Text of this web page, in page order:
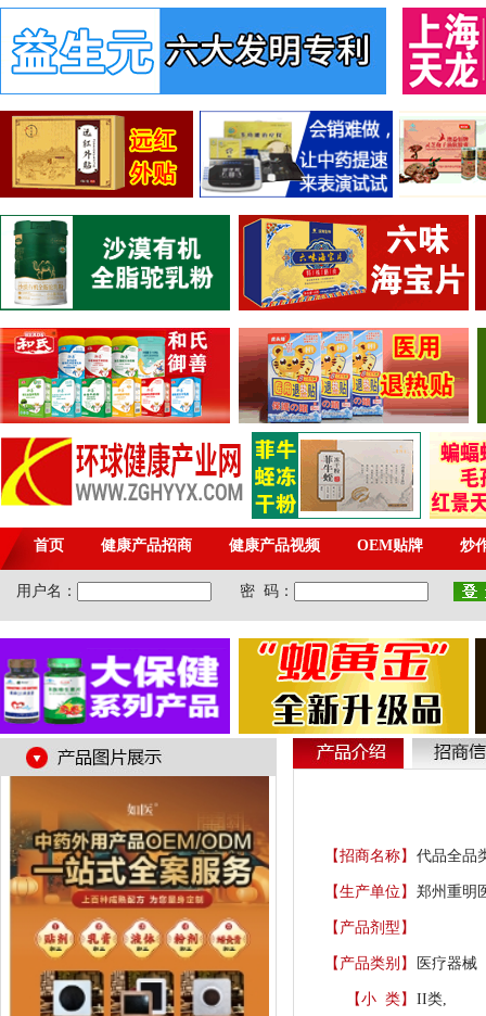
【招商名称】 代品全品
【生产单位】 郑州重明
【产品剂型】
【产品类别】 医疗器械
【小 类】 II类,